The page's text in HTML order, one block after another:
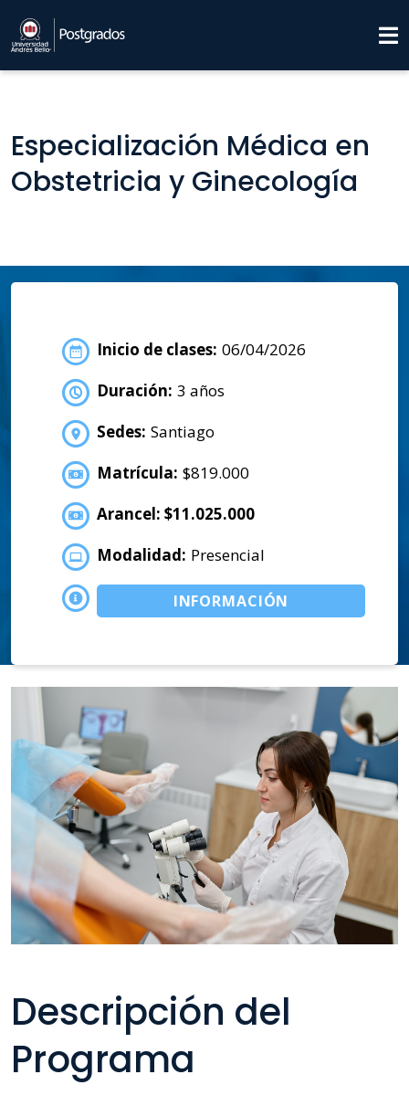
Especialización Médica en
Obstetricia y Ginecología
Inicio de clases: 06/04/2026
Duración: 3 años
Sedes: Santiago
Matrícula: $819.000
Arancel: $11.025.000
Modalidad: Presencial
INFORMACIÓN
Descripción del
Programa